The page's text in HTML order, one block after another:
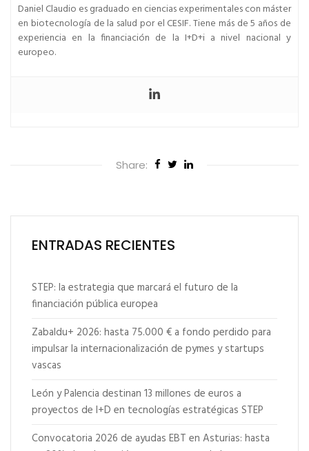
Daniel Claudio es graduado en ciencias experimentales con máster
en biotecnología de la salud por el CESIF. Tiene más de 5 años de
experiencia en la financiación de la I+D+i a nivel nacional y
europeo.
Share:
ENTRADAS RECIENTES
STEP: la estrategia que marcará el futuro de la
financiación pública europea
Zabaldu+ 2026: hasta 75.000 € a fondo perdido para
impulsar la internacionalización de pymes y startups
vascas
León y Palencia destinan 13 millones de euros a
proyectos de I+D en tecnologías estratégicas STEP
Convocatoria 2026 de ayudas EBT en Asturias: hasta